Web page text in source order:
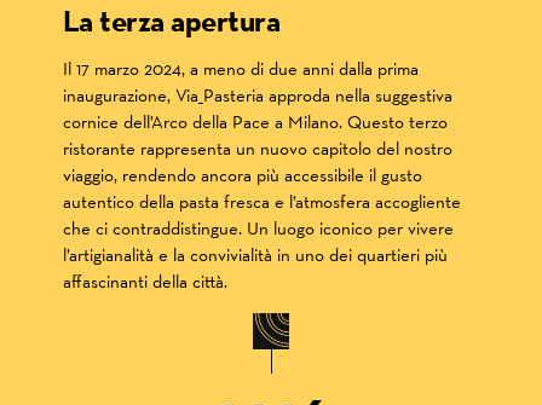
La terza apertura
Il 17 marzo 2024, a meno di due anni dalla prima
inaugurazione, Via_Pasteria approda nella suggestiva
cornice dell’Arco della Pace a Milano. Questo terzo
ristorante rappresenta un nuovo capitolo del nostro
viaggio, rendendo ancora più accessibile il gusto
autentico della pasta fresca e l’atmosfera accogliente
che ci contraddistingue. Un luogo iconico per vivere
l’artigianalità e la convivialità in uno dei quartieri più
affascinanti della città.